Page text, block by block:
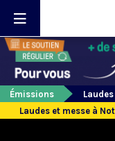
Émissions
Laudes et messe à